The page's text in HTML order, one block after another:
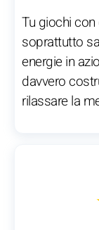
Tu giochi
soprattutto
energie in
davvero
rilassare la